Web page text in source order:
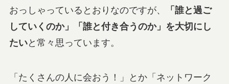
おっしゃっているとおりなのですが、
「誰と過ご
していくのか」「誰と付き合うのか」を大切にし
たいと常々思っています。
「たくさんの人に会おう！」とか「ネットワーク